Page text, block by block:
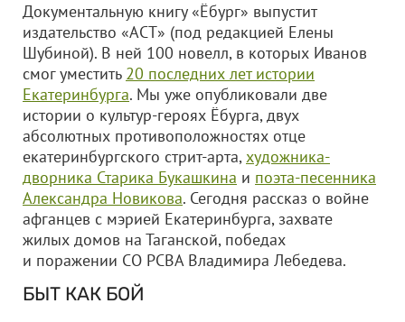
Документальную книгу «Ёбург» выпустит
издательство «АСТ» (под редакцией Елены
Шубиной). В ней 100 новелл, в которых Иванов
смог уместить 20 последних лет истории
Екатеринбурга. Мы уже опубликовали две
истории о культур-героях Ёбурга, двух
абсолютных противоположностях отце
екатеринбургского стрит-арта,художника-
дворника Старика Букашкина и поэта-песенника
Александра Новикова. Сегодня рассказ о войне
афганцев с мэрией Екатеринбурга, захвате
жилых домов на Таганской, победах
и поражении СО РСВА Владимира Лебедева.
БЫТ КАК БОЙ